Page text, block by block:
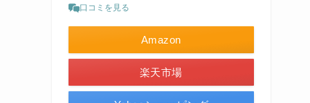
口コミを見る
Amazon
楽天市場